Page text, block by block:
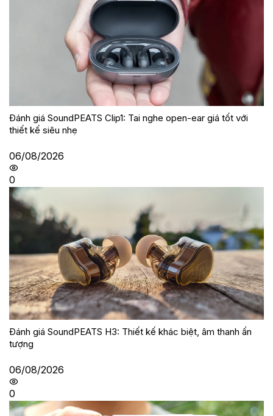
Đánh giá SoundPEATS Clip1: Tai nghe open-ear giá tốt với
thiết kế siêu nhẹ
06/08/2026
0
Đánh giá SoundPEATS H3: Thiết kế khác biệt, âm thanh ấn
tượng
06/08/2026
0